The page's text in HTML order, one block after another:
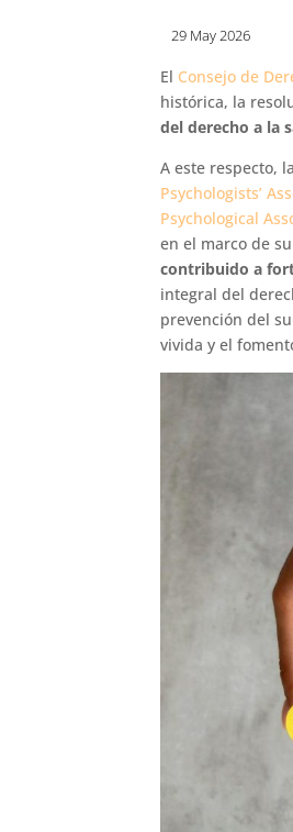
29 May 2026
El Consejo de
histórica, la
del derecho a la
A este respecto,
Psychologists’
Psychological
en el marco de
contribuido a
integral del
prevención del
vivida y el